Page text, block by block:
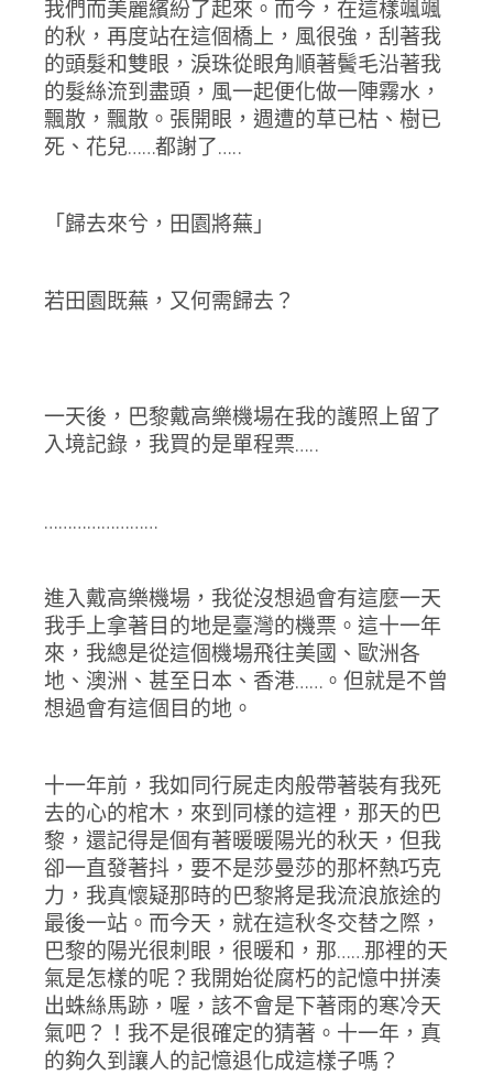
我們而美麗繽紛了起來。而今，在這樣颯颯
的秋，再度站在這個橋上，風很強，刮著我
的頭髮和雙眼，淚珠從眼角順著鬢毛沿著我
的髮絲流到盡頭，風一起便化做一陣霧水，
飄散，飄散。張開眼，週遭的草已枯、樹已
死、花兒……都謝了…..
「歸去來兮，田園將蕪」
若田園既蕪，又何需歸去？
一天後，巴黎戴高樂機場在我的護照上留了
入境記錄，我買的是單程票…..
……………………
進入戴高樂機場，我從沒想過會有這麼一天
我手上拿著目的地是臺灣的機票。這十一年
來，我總是從這個機場飛往美國、歐洲各
地、澳洲、甚至日本、香港……。但就是不曾
想過會有這個目的地。
十一年前，我如同行屍走肉般帶著裝有我死
去的心的棺木，來到同樣的這裡，那天的巴
黎，還記得是個有著暖暖陽光的秋天，但我
卻一直發著抖，要不是莎曼莎的那杯熱巧克
力，我真懷疑那時的巴黎將是我流浪旅途的
最後一站。而今天，就在這秋冬交替之際，
巴黎的陽光很刺眼，很暖和，那……那裡的天
氣是怎樣的呢？我開始從腐朽的記憶中拼湊
出蛛絲馬跡，喔，該不會是下著雨的寒冷天
氣吧？！我不是很確定的猜著。十一年，真
的夠久到讓人的記憶退化成這樣子嗎？